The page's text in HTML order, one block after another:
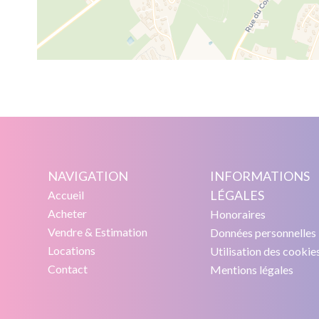
NAVIGATION
Accueil
Acheter
Vendre & Estimation
Locations
Contact
INFORMATIONS
LÉGALES
Honoraires
Données personnelles
Utilisation des
Mentions légales